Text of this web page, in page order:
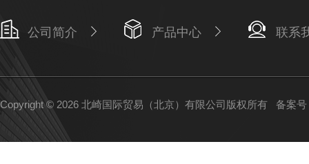
公司简介 产品中心 联系
Copyright © 2026 北崎国际贸易（北京）有限公司版权所有 备案号